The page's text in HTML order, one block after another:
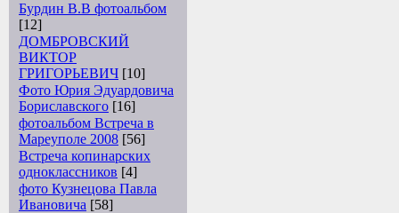
Бурдин В.В фотоальбом
[12]
ДОМБРОВСКИЙ
ВИКТОР
ГРИГОРЬЕВИЧ [10]
Фото Юрия Эдуардовича
Бориславского [16]
фотоальбом Встреча в
Мареуполе 2008 [56]
Встреча копинарских
одноклассников [4]
фото Кузнецова Павла
Ивановича [58]